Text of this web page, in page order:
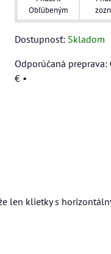
Obľúbeným
Dostupnosť: Skladom
€ •
len klietky s